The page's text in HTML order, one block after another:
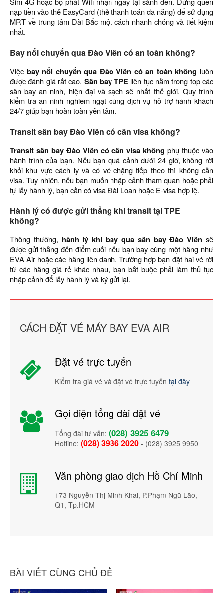
nạp tiền vào thẻ EasyCard (thẻ thanh toán đa năng) để sử dụng
MRT về trung tâm Đài Bắc một cách nhanh chóng và tiết kiệm
nhất.
Bay nối chuyến qua Đào Viên có an toàn không?
Việc bay nối chuyến qua Đào Viên có an toàn không luôn
được đánh giá rất cao. Sân bay TPE liên tục nằm trong top các
sân bay an ninh, hiện đại và sạch sẽ nhất thế giới. Quy trình
kiểm tra an ninh nghiêm ngặt cùng dịch vụ hỗ trợ hành khách
24/7 giúp bạn hoàn toàn yên tâm.
Transit sân bay Đào Viên có cần visa không?
Transit sân bay Đào Viên có cần visa không phụ thuộc vào
hành trình của bạn. Nếu bạn quá cảnh dưới 24 giờ, không rời
khỏi khu vực cách ly và có vé chặng tiếp theo thì không cần
visa. Tuy nhiên, nếu bạn muốn nhập cảnh tham quan hoặc phải
tự lấy hành lý, bạn cần có visa Đài Loan hoặc E-visa hợp lệ.
Hành lý có được gửi thẳng khi transit tại TPE
không?
Thông thường, hành lý khi bay qua sân bay Đào Viên sẽ
được gửi thẳng đến điểm cuối nếu bạn bay cùng một hãng như
EVA Air hoặc các hãng liên danh. Trường hợp bạn đặt hai vé rời
từ các hãng giá rẻ khác nhau, bạn bắt buộc phải làm thủ tục
nhập cảnh để lấy hành lý và ký gửi lại.
CÁCH ĐẶT VÉ MÁY BAY EVA AIR
Đặt vé trực tuyến
Kiểm tra giá vé và đặt vé trực tuyến tại đây
Gọi điện tổng đài đặt vé
Tổng đài tư vấn: (028) 3925 6479
Hotline: (028) 3936 2020 - (028) 3925 9950
Văn phòng giao dịch Hồ Chí Minh
173 Nguyễn Thị Minh Khai, P.Phạm Ngũ Lão,
Q1, Tp.HCM
BÀI VIẾT CÙNG CHỦ ĐỀ